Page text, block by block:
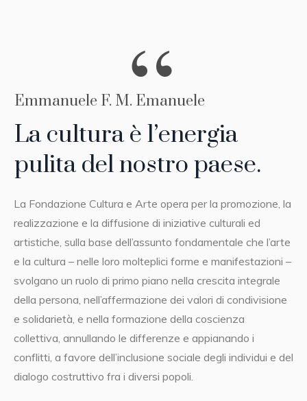
Emmanuele F. M. Emanuele
La cultura è l’energia
pulita del nostro paese.
La Fondazione Cultura e Arte opera per la promozione, la
realizzazione e la diffusione di iniziative culturali ed
artistiche, sulla base dell’assunto fondamentale che l’arte
e la cultura – nelle loro molteplici forme e manifestazioni –
svolgano un ruolo di primo piano nella crescita integrale
della persona, nell’affermazione dei valori di condivisione
e solidarietà, e nella formazione della coscienza
collettiva, annullando le differenze e appianando i
conflitti, a favore dell’inclusione sociale degli individui e del
dialogo costruttivo fra i diversi popoli.